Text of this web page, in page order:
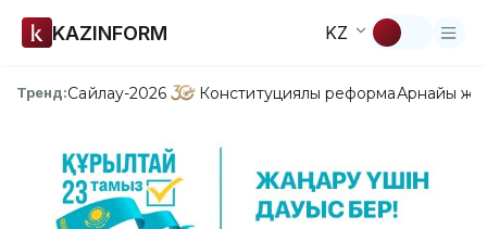
KAZINFORM KZ
Тренд:Сайлау-2026 Конституциялық реформаАрнайы